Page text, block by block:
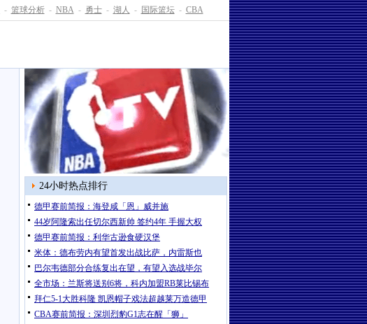
- 篮球分析 - NBA - 勇士 - 湖人 - 国际篮坛 - CBA
24小时热点排行
德甲赛前简报：海登咸「恩」威并施
44岁阿隆索出任切尔西新帅 签约4年 手握大权
德甲赛前简报：利华古逊食硬汉堡
米体：德布劳内有望首发出战比萨，内雷斯也
巴尔韦德部分合练复出在望，有望入选战毕尔
全市场：兰斯将送别6将，科内加盟RB莱比锡布
拜仁5-1大胜科隆 凯恩帽子戏法超越莱万造德甲
CBA赛前简报：深圳烈豹G1志在醒「狮」